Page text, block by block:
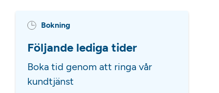
Bokning
Följande lediga tider
Boka tid genom att ringa vår
kundtjänst